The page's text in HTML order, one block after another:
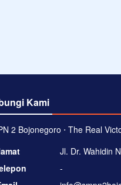
Kami
2 Bojonegoro ⋅ The Real
Jl. Dr. Wahidin
-